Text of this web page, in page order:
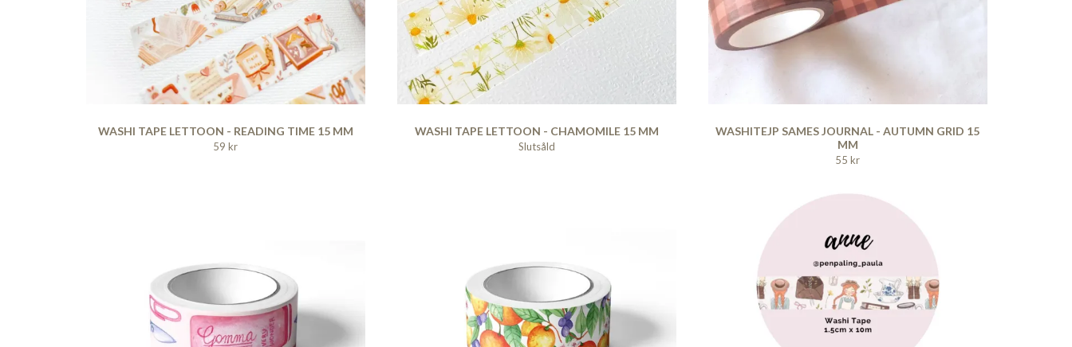
WASHI TAPE LETTOON - READING TIME 15 MM
59 kr
WASHI TAPE LETTOON - CHAMOMILE 15 MM
Slutsåld
WASHITEJP SAMES JOURNAL - AUTUMN GRID 15
MM
55 kr